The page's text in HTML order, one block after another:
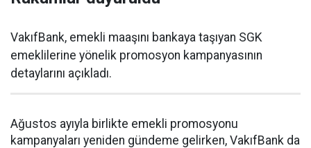
VakıfBank, emekli maaşını bankaya taşıyan SGK
emeklilerine yönelik promosyon kampanyasının
detaylarını açıkladı.
Ağustos ayıyla birlikte emekli promosyonu
kampanyaları yeniden gündeme gelirken, VakıfBank da